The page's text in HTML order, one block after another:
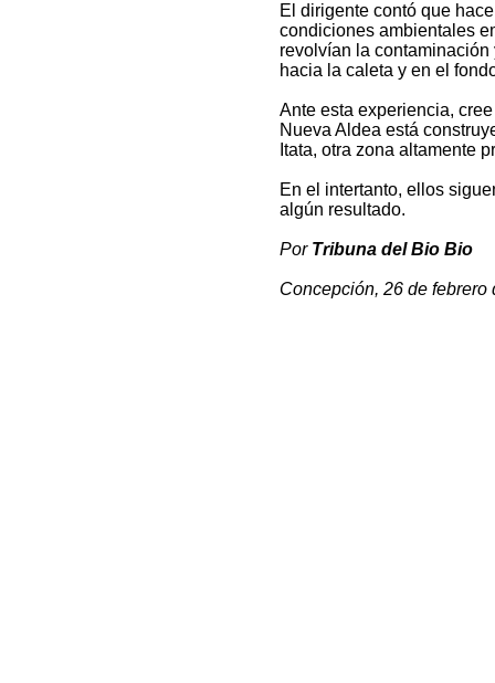
El dirigente contó que
condiciones ambientales
revolvían la
hacia la caleta y en el
Ante esta experiencia,
Nueva Aldea está
Itata, otra zona altamente
En el intertanto, ellos
algún resultado.
Por Tribuna del Bio Bio
Concepción, 26 de febrero